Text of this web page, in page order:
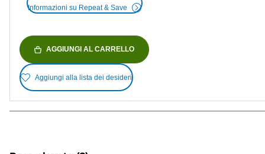
Informazioni su Repeat & Save
AGGIUNGI AL CARRELLO
Aggiungi alla lista dei desideri